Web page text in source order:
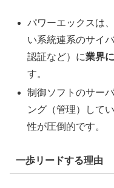
パワーエックスは
い系統連系のサイ
認証など）に業界
す。
制御ソフトのサー
ング（管理）して
性が圧倒的です。
一歩リードする理由